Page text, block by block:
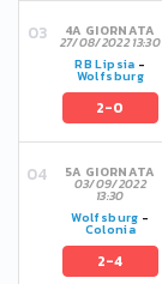
4A GIORNATA
27/08/2022 13:30
RB Lipsia -
Wolfsburg
2-0
5A GIORNATA
03/09/2022
13:30
Wolfsburg -
Colonia
2-4